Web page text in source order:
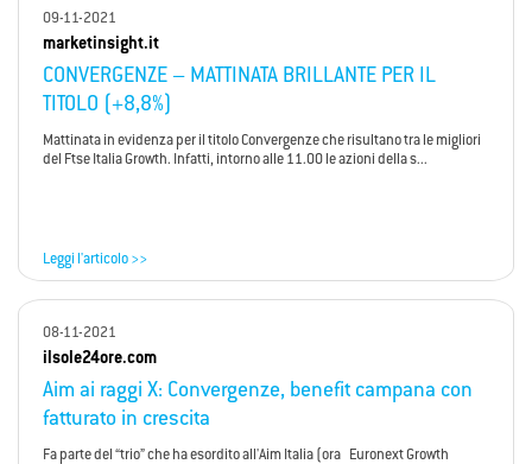
09-11-2021
marketinsight.it
CONVERGENZE – MATTINATA BRILLANTE PER IL
TITOLO (+8,8%)
Mattinata in evidenza per il titolo Convergenze che risultano tra le migliori
del Ftse Italia Growth. Infatti, intorno alle 11.00 le azioni della s...
Leggi l'articolo >>
08-11-2021
ilsole24ore.com
Aim ai raggi X: Convergenze, benefit campana con
fatturato in crescita
Fa parte del “trio” che ha esordito all'Aim Italia (ora Euronext Growth